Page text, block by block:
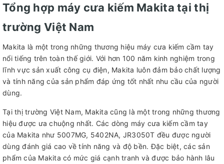
Tổng hợp máy cưa kiếm Makita tại thị
trường Việt Nam
Makita là một trong những thương hiệu máy cưa kiếm cầm tay
nổi tiếng trên toàn thế giới. Với hơn 100 năm kinh nghiệm trong
lĩnh vực sản xuất công cụ điện, Makita luôn đảm bảo chất lượng
và tính năng của sản phẩm đáp ứng tốt nhất nhu cầu của người
dùng.
Tại thị trường Việt Nam, Makita cũng là một trong những thương
hiệu được ưa chuộng nhất. Các dòng máy cưa kiếm cầm tay
của Makita như 5007MG, 5402NA, JR3050T đều được người
dùng đánh giá cao về tính năng và độ bền. Đặc biệt, các sản
phẩm của Makita có mức giá cạnh tranh và được bảo hành lâu